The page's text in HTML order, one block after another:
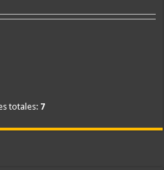
totales: 7